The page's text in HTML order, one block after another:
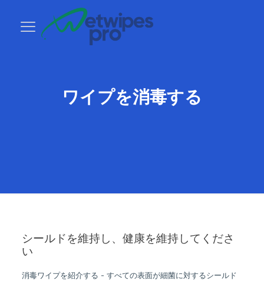
ワイプを消毒する
シールドを維持し、健康を維持してくださ
い
消毒ワイプを紹介する - すべての表面が細菌に対するシールド